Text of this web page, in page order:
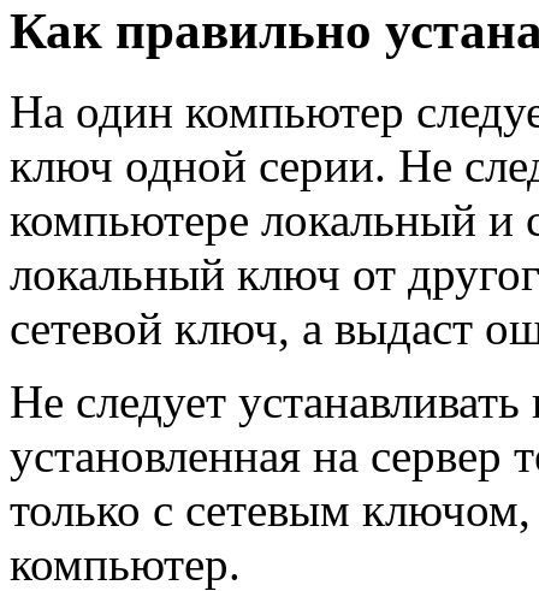
Как правильно
На один компьютер
ключ одной серии. Не
компьютере локальный и
локальный ключ от
сетевой ключ, а выдаст
Не следует
установленная на сервер
только с сетевым
компьютер.